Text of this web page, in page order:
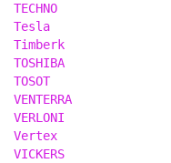
TECHNO
Tesla
Timberk
TOSHIBA
TOSOT
VENTERRA
VERLONI
Vertex
VICKERS